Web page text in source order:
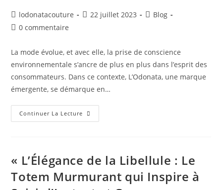
lodonatacouture 22 juillet 2023
Blog
0 commentaire
La mode évolue, et avec elle, la prise de conscience
environnementale s’ancre de plus en plus dans l’esprit des
consommateurs. Dans ce contexte, L’Odonata, une marque
émergente, se démarque en…
Continuer La Lecture
« L’Élégance de la Libellule : Le
Totem Murmurant qui Inspire à